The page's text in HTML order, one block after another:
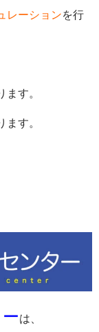
レーションを行
す。
す。
は、